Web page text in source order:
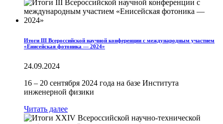
Итоги III Всероссийской научной конференции с международным участием
«Енисейская фотоника — 2024»
24.09.2024
16 – 20 сентября 2024 года на базе Института
инженерной физики
Читать далее